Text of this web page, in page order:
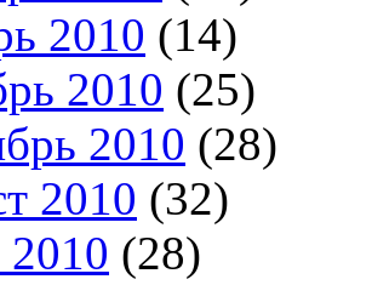
2010 (14)
2010 (25)
2010 (28)
2010 (32)
(28)